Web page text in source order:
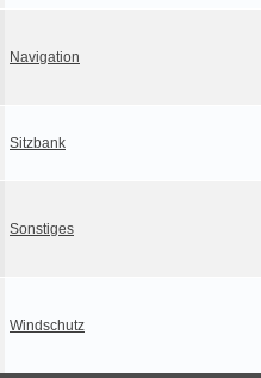
Navigation
Sitzbank
Sonstiges
Windschutz